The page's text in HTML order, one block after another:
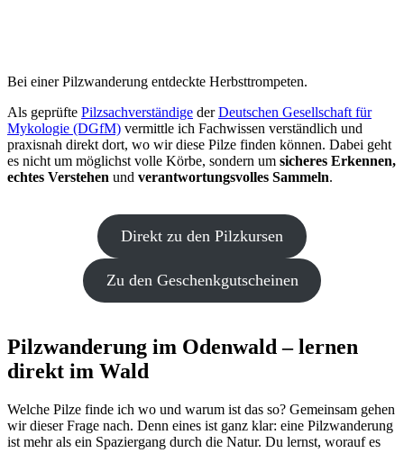
Bei einer Pilzwanderung entdeckte Herbsttrompeten.
Als geprüfte Pilzsachverständige derDeutschen Gesellschaft für
Mykologie (DGfM) vermittle ich Fachwissen verständlich und
praxisnah direkt dort, wo wir diese Pilze finden können. Dabei geht
es nicht um möglichst volle Körbe, sondern um sicheres Erkennen,
echtes Verstehen und verantwortungsvolles Sammeln.
Direkt zu den Pilzkursen
Zu den Geschenkgutscheinen
Pilzwanderung im Odenwald – lernen
direkt im Wald
Welche Pilze finde ich wo und warum ist das so? Gemeinsam gehen
wir dieser Frage nach. Denn eines ist ganz klar: eine Pilzwanderung
ist mehr als ein Spaziergang durch die Natur. Du lernst, worauf es